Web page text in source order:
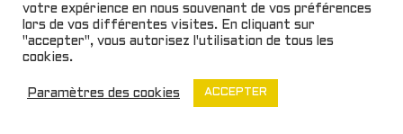
GALERIE CONTACT MENTIONS LÉGALES
Hestia | Développé parThemeIsle
votre expérience en nous souvenant de vos préférences
lors de vos différentes visites. En cliquant sur
"accepter", vous autorisez l'utilisation de tous les
cookies.
Paramètres des cookies ACCEPTER